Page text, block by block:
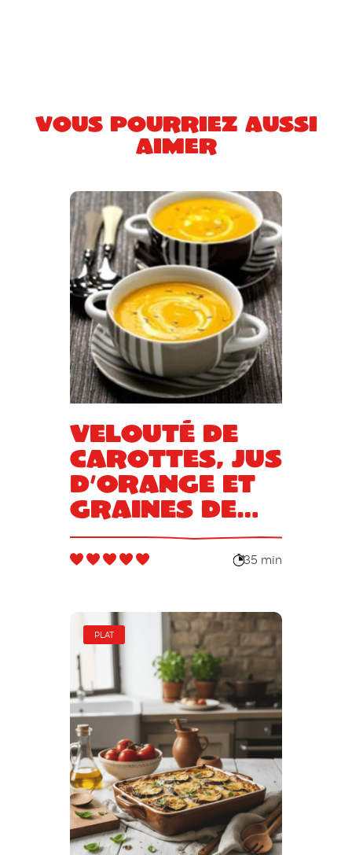
Vous pourriez aussi
aimer
Velouté de
carottes, jus
d’orange et
graines de
cumin
35 min
PLAT